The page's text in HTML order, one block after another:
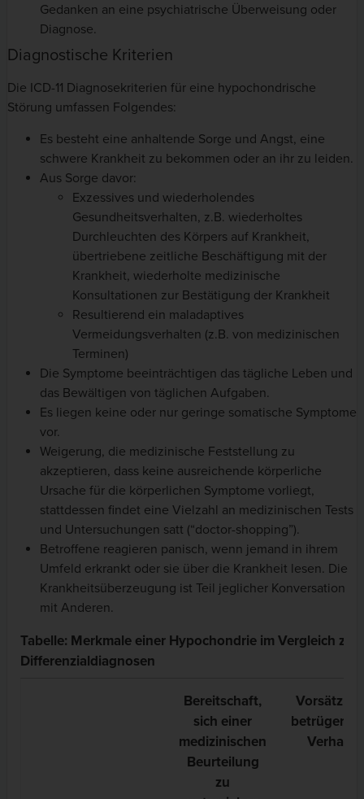
Gedanken an eine psychiatrische Überweisung oder
Diagnose.
Diagnostische Kriterien
Die ICD-11 Diagnosekriterien für eine hypochondrische
Störung umfassen Folgendes:
Es besteht eine anhaltende Sorge und Angst, eine
schwere Krankheit zu bekommen oder an ihr zu leiden.
Aus Sorge davor:
Exzessives und wiederholendes
Gesundheitsverhalten, z.B. wiederholtes
Durchleuchten des Körpers auf Krankheit,
übertriebene zeitliche Beschäftigung mit der
Krankheit, wiederholte medizinische
Konsultationen zur Bestätigung der Krankheit
Resultierend ein maladaptives
Vermeidungsverhalten (z.B. von medizinischen
Terminen)
Die Symptome beeinträchtigen das tägliche Leben und
das Bewältigen von täglichen Aufgaben.
Es liegen keine oder nur geringe somatische Symptome
vor.
Weigerung, die medizinische Feststellung zu
akzeptieren, dass keine ausreichende körperliche
Ursache für die körperlichen Symptome vorliegt,
stattdessen findet eine Vielzahl an medizinischen Tests
und Untersuchungen satt (“doctor-shopping”).
Betroffene reagieren panisch, wenn jemand in ihrem
Umfeld erkrankt oder sie über die Krankheit lesen. Die
Krankheitsüberzeugung ist Teil jeglicher Konversation
mit Anderen.
Tabelle: Merkmale einer Hypochondrie im Vergleich zu
Differenzialdiagnosen
Bereitschaft,
sich einer
medizinischen
Beurteilung
zu